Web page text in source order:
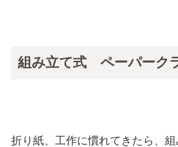
組み立て式 ペーパーク
折り紙、工作に慣れてきたら、